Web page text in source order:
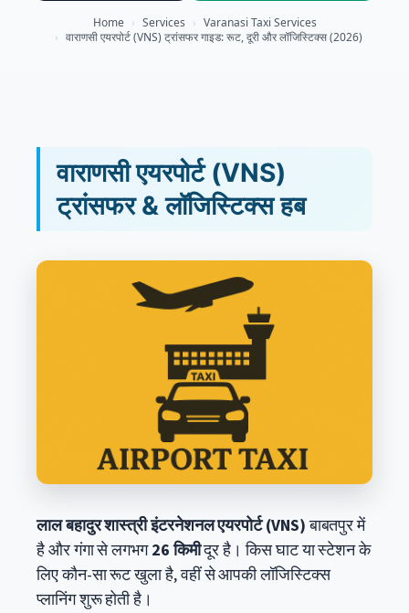
Home › Services › Varanasi Taxi Services
› वाराणसी एयरपोर्ट (VNS) ट्रांसफर गाइड: रूट, दूरी और लॉजिस्टिक्स (2026)
वाराणसी एयरपोर्ट (VNS)
ट्रांसफर & लॉजिस्टिक्स हब
लाल बहादुर शास्त्री इंटरनेशनल एयरपोर्ट (VNS)बाबतपुर में
है और गंगा से लगभग26 किमीदूर है। किस घाट या स्टेशन के
लिए कौन-सा रूट खुला है, वहीं से आपकी लॉजिस्टिक्स
प्लानिंग शुरू होती है।